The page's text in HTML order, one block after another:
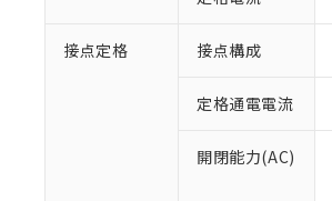
接点定格 接点構成
定格通電電流
開閉能力(AC)